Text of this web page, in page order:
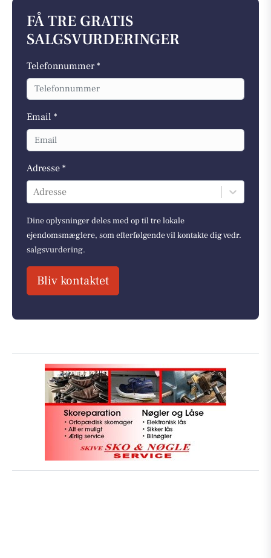
FÅ TRE GRATIS
SALGSVURDERINGER
Telefonnummer *
Email *
Adresse *
Adresse
Dine oplysninger deles med op til tre lokale
ejendomsmæglere, som efterfølgende vil kontakte dig vedr.
salgsvurdering.
Bliv kontaktet